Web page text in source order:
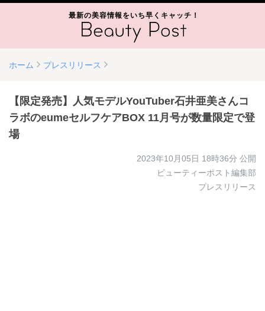
最新の美容情報をいち早くキャッチ！
ホーム プレスリリース
【限定発売】人気モデルYouTuber石井亜美さんコ
ラボのeumeセルフケアBOX 11月号が数量限定で登
場
2023年10月05日 18時36分 公開
ビューティーポスト編集部
プレスリリース